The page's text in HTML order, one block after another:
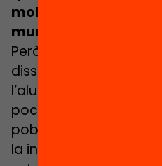
molta població
municipi tindrà una
Però no sempre és
dissimilitud mesura
l’alumnat estranger,
poc. Hi ha molts
població estrangera i
la inversa, municipis